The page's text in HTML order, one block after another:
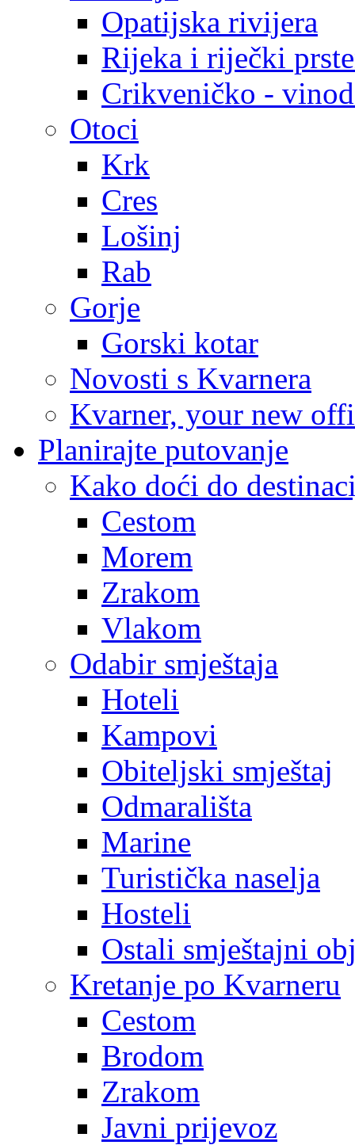
Opatijska rivijera
Rijeka i riječki
Crikveničko -
Otoci
Krk
Cres
Lošinj
Rab
Gorje
Gorski kotar
Novosti s Kvarnera
Kvarner, your new
Planirajte putovanje
Kako doći do
Cestom
Morem
Zrakom
Vlakom
Odabir smještaja
Hoteli
Kampovi
Obiteljski smještaj
Odmarališta
Marine
Turistička naselja
Hosteli
Ostali smještajni
Kretanje po Kvarneru
Cestom
Brodom
Zrakom
Javni prijevoz